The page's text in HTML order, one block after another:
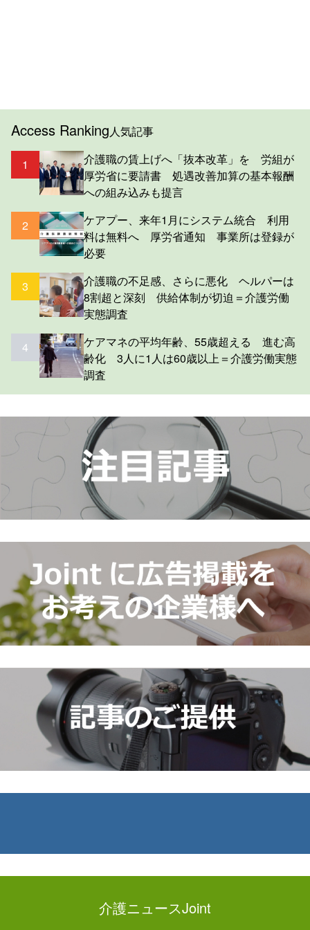
Access Ranking人気記事
1
介護職の賃上げへ「抜本改革」を 労組が
厚労省に要請書 処遇改善加算の基本報酬
への組み込みも提言
2
ケアプー、来年1月にシステム統合 利用
料は無料へ 厚労省通知 事業所は登録が
必要
3
介護職の不足感、さらに悪化 ヘルパーは
8割超と深刻 供給体制が切迫＝介護労働
実態調査
4
ケアマネの平均年齢、55歳超える 進む高
齢化 3人に1人は60歳以上＝介護労働実態
調査
介護ニュースJoint